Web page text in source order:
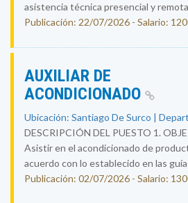
asistencia técnica presencial y
Publicación: 22/07/2026 - Salario:
AUXILIAR DE
ACONDICIONADO
Ubicación: Santiago De Surco |
DESCRIPCIÓN DEL PUESTO 1.
Asistir en el acondicionado de
acuerdo con lo establecido en las
Publicación: 02/07/2026 - Salario: